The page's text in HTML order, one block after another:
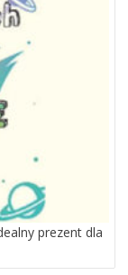
prezent dla